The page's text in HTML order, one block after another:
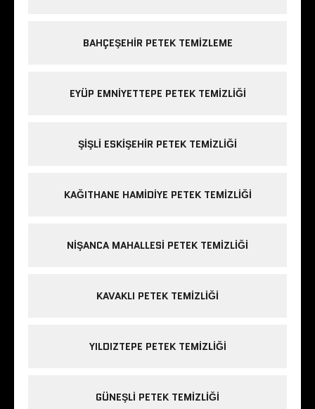
BAHÇEŞEHIR PETEK TEMIZLEME
EYÜP EMNIYETTEPE PETEK TEMIZLIĞI
ŞIŞLI ESKIŞEHIR PETEK TEMIZLIĞI
KAĞITHANE HAMIDIYE PETEK TEMIZLIĞI
NIŞANCA MAHALLESI PETEK TEMIZLIĞI
KAVAKLI PETEK TEMIZLIĞI
YILDIZTEPE PETEK TEMIZLIĞI
GÜNEŞLI PETEK TEMIZLIĞI